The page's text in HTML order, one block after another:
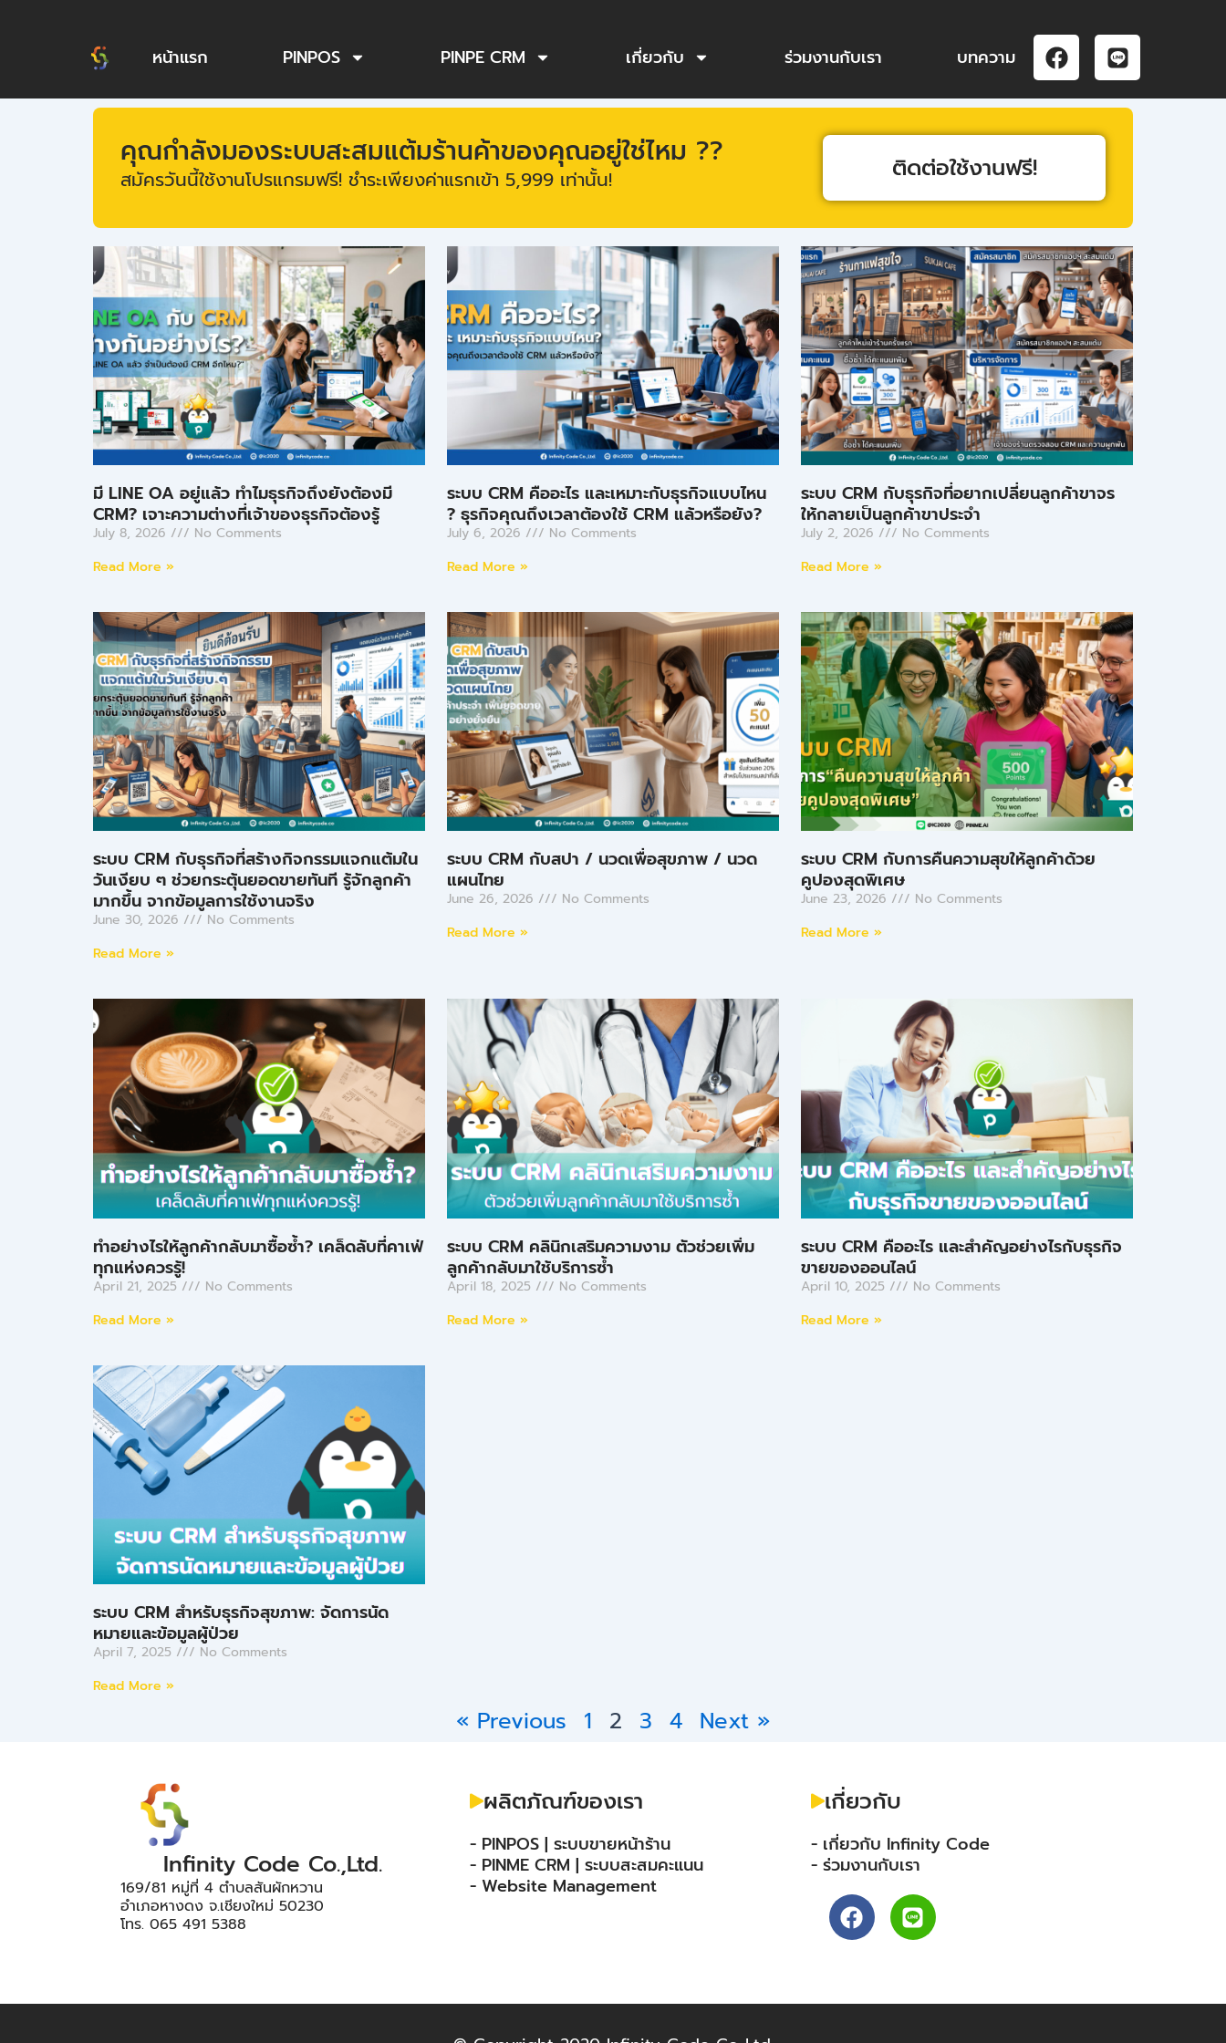
หน้าแรก PINPOS PINPE CRM เกี่ยวกับ ร่วมงานกับเรา บทความ
F
a
e
b
k
L
i
e
คุณกำลังมองระบบสะสมแต้มร้านค้าของคุณอยู่ใช่ไหม ??
สมัครวันนี้ใช้งานโปรแกรมฟรี! ชำระเพียงค่าแรกเข้า 5,999 เท่านั้น! ติดต่อใช้งานฟรี!
มี LINE OA อยู่แล้ว ทำไมธุรกิจถึงยังต้องมี
CRM? เจาะความต่างที่เจ้าของธุรกิจต้องรู้
July 8, 2026
No Comments
Read More »
ระบบ CRM คืออะไร และเหมาะกับธุรกิจแบบไหน
? ธุรกิจคุณถึงเวลาต้องใช้ CRM แล้วหรือยัง?
July 6, 2026
No Comments
Read More »
ระบบ CRM กับธุรกิจที่อยากเปลี่ยนลูกค้าขาจร
ให้กลายเป็นลูกค้าขาประจำ
July 2, 2026
No Comments
Read More »
ระบบ CRM กับธุรกิจที่สร้างกิจกรรมแจกแต้มใน
วันเงียบ ๆ ช่วยกระตุ้นยอดขายทันที รู้จักลูกค้า
มากขึ้น จากข้อมูลการใช้งานจริง
June 30, 2026
No Comments
Read More »
ระบบ CRM กับสปา / นวดเพื่อสุขภาพ / นวด
แผนไทย
June 26, 2026
No Comments
Read More »
ระบบ CRM กับการคืนความสุขให้ลูกค้าด้วย
คูปองสุดพิเศษ
June 23, 2026
No Comments
Read More »
ทำอย่างไรให้ลูกค้ากลับมาซื้อซ้ำ? เคล็ดลับที่คาเฟ่
ทุกแห่งควรรู้!
April 21, 2025
No Comments
Read More »
ระบบ CRM คลินิกเสริมความงาม ตัวช่วยเพิ่ม
ลูกค้ากลับมาใช้บริการซ้ำ
April 18, 2025
No Comments
Read More »
ระบบ CRM คืออะไร และสำคัญอย่างไรกับธุรกิจ
ขายของออนไลน์
April 10, 2025
No Comments
Read More »
ระบบ CRM สำหรับธุรกิจสุขภาพ: จัดการนัด
หมายและข้อมูลผู้ป่วย
April 7, 2025
No Comments
Read More »
« Previous
Page
1
Page
2
Page
3
Page
4 Next »
Infinity Code Co.,Ltd.
169/81 หมู่ที่ 4 ตำบลสันผักหวาน
อำเภอหางดง จ.เชียงใหม่ 50230
โทร. 065 491 5388
ผลิตภัณฑ์ของเรา
- PINPOS | ระบบขายหน้าร้าน
- PINME CRM | ระบบสะสมคะแนน
- Website Management
เกี่ยวกับ
- เกี่ยวกับ Infinity Code
- ร่วมงานกับเรา
F
a
L
i